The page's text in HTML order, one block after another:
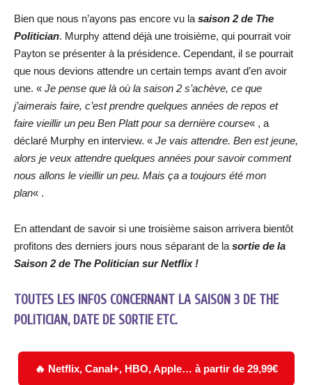
Bien que nous n’ayons pas encore vu la saison 2 de The
Politician. Murphy attend déjà une troisième, qui pourrait voir
Payton se présenter à la présidence. Cependant, il se pourrait
que nous devions attendre un certain temps avant d’en avoir
une. « Je pense que là où la saison 2 s’achève, ce que
j’aimerais faire, c’est prendre quelques années de repos et
faire vieillir un peu Ben Platt pour sa dernière course« , a
déclaré Murphy en interview. « Je vais attendre. Ben est jeune,
alors je veux attendre quelques années pour savoir comment
nous allons le vieillir un peu. Mais ça a toujours été mon
plan« .
En attendant de savoir si une troisième saison arrivera bientôt
profitons des derniers jours nous séparant de la sortie de la
Saison 2 de The Politician sur Netflix !
TOUTES LES INFOS CONCERNANT LA SAISON 3 DE THE
POLITICIAN, DATE DE SORTIE ETC.
🔥 Netflix, Canal+, HBO, Apple… à partir de 29,99€